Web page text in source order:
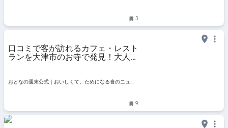
3
口コミで客が訪れるカフェ・レスト
ランを大津市のお寺で発見！大人気
式｜おいしくて、ためになる食のニ
おとなの週末公式｜おいしくて、ためになる食のニュー
9